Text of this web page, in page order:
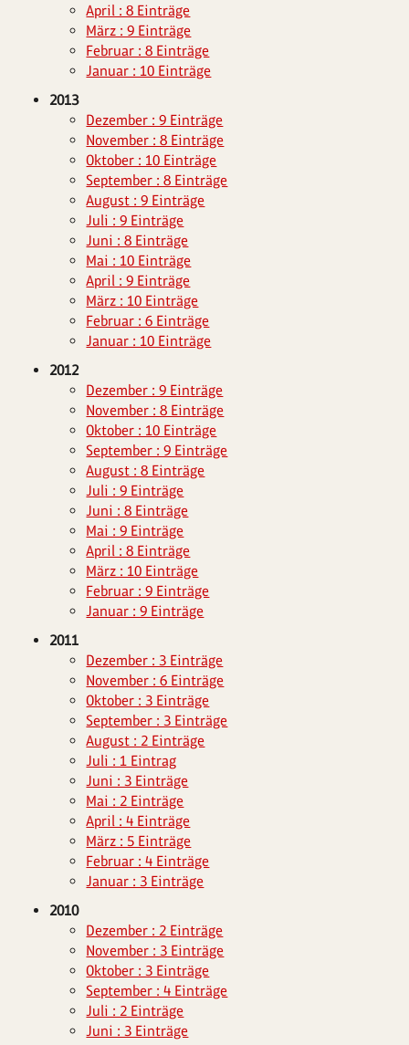
April : 8 Einträge
März : 9 Einträge
Februar : 8 Einträge
Januar : 10 Einträge
2013
Dezember : 9 Einträge
November : 8 Einträge
Oktober : 10 Einträge
September : 8 Einträge
August : 9 Einträge
Juli : 9 Einträge
Juni : 8 Einträge
Mai : 10 Einträge
April : 9 Einträge
März : 10 Einträge
Februar : 6 Einträge
Januar : 10 Einträge
2012
Dezember : 9 Einträge
November : 8 Einträge
Oktober : 10 Einträge
September : 9 Einträge
August : 8 Einträge
Juli : 9 Einträge
Juni : 8 Einträge
Mai : 9 Einträge
April : 8 Einträge
März : 10 Einträge
Februar : 9 Einträge
Januar : 9 Einträge
2011
Dezember : 3 Einträge
November : 6 Einträge
Oktober : 3 Einträge
September : 3 Einträge
August : 2 Einträge
Juli : 1 Eintrag
Juni : 3 Einträge
Mai : 2 Einträge
April : 4 Einträge
März : 5 Einträge
Februar : 4 Einträge
Januar : 3 Einträge
2010
Dezember : 2 Einträge
November : 3 Einträge
Oktober : 3 Einträge
September : 4 Einträge
Juli : 2 Einträge
Juni : 3 Einträge